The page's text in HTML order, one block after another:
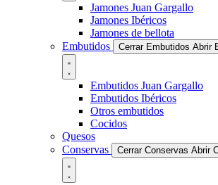
Jamones Juan Gargallo
Jamones Ibéricos
Jamones de bellota
Embutidos
Cerrar Embutidos Abrir
Embutidos Juan Gargallo
Embutidos Ibéricos
Otros embutidos
Cocidos
Quesos
Conservas
Cerrar Conservas Abrir